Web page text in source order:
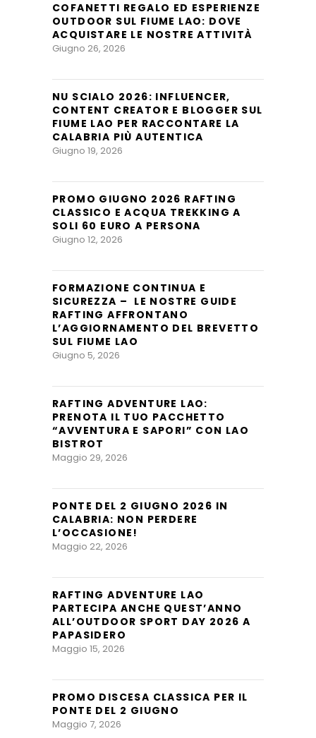
COFANETTI REGALO ED ESPERIENZE
OUTDOOR SUL FIUME LAO: DOVE
ACQUISTARE LE NOSTRE ATTIVITÀ
Giugno 26, 2026
NU SCIALO 2026: INFLUENCER,
CONTENT CREATOR E BLOGGER SUL
FIUME LAO PER RACCONTARE LA
CALABRIA PIÙ AUTENTICA
Giugno 19, 2026
PROMO GIUGNO 2026 RAFTING
CLASSICO E ACQUA TREKKING A
SOLI 60 EURO A PERSONA
Giugno 12, 2026
FORMAZIONE CONTINUA E
SICUREZZA – LE NOSTRE GUIDE
RAFTING AFFRONTANO
L’AGGIORNAMENTO DEL BREVETTO
SUL FIUME LAO
Giugno 5, 2026
RAFTING ADVENTURE LAO:
PRENOTA IL TUO PACCHETTO
“AVVENTURA E SAPORI” CON LAO
BISTROT
Maggio 29, 2026
PONTE DEL 2 GIUGNO 2026 IN
CALABRIA: NON PERDERE
L’OCCASIONE!
Maggio 22, 2026
RAFTING ADVENTURE LAO
PARTECIPA ANCHE QUEST’ANNO
ALL’OUTDOOR SPORT DAY 2026 A
PAPASIDERO
Maggio 15, 2026
PROMO DISCESA CLASSICA PER IL
PONTE DEL 2 GIUGNO
Maggio 7, 2026